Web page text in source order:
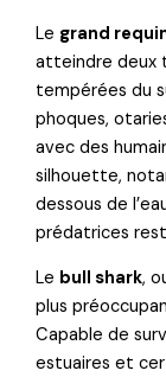
Le grand
atteindre deux
tempérées du
phoques,
avec des
silhouette,
dessous de
prédatrices
Le bull shark,
plus
Capable de
estuaires et